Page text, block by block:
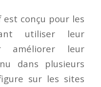
conçu pour les
utiliser leur
améliorer leur
dans plusieurs
sur les sites